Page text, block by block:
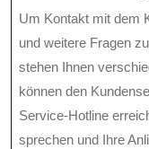
Um Kontakt mit dem
und weitere Fragen
stehen Ihnen
können den
Service-Hotline
sprechen und Ihre